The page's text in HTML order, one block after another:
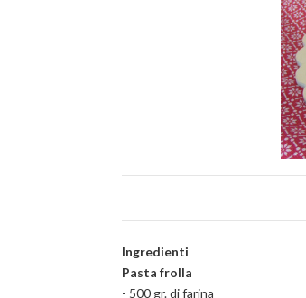
Ingredienti
Pasta frolla
- 500 gr. di farina